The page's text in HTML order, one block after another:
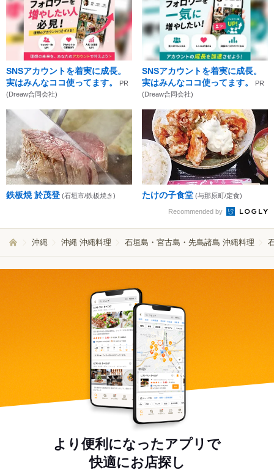
SNSアカウントを着実に成長。
実はみんなココ使ってます。
PR
(Dreaw合同会社)
SNSアカウントを着実に成長。
実はみんなココ使ってます。
PR
(Dreaw合同会社)
鉄板焼 於茂登 (石垣市/鉄板焼き) たけの子食堂 (与那原町/定食)
Recommended by
沖縄 沖縄 沖縄料理 石垣島・宮古島・先島諸島 沖縄料理
より便利になったアプリで
快適にお店探し